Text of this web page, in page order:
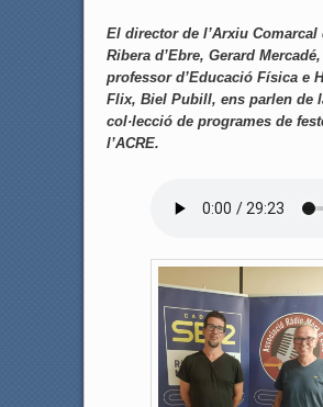
El director de l’Arxiu Comarcal
Ribera d’Ebre, Gerard
professor d’Educació Física e
Flix, Biel Pubill, ens parlen de
col·lecció de programes de
l’ACRE.